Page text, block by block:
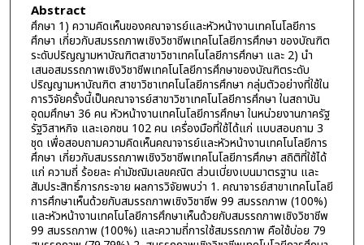
Abstract
ศึกษา 1) ความคิดเห็นของคณาจารย์และหัวหน้างานเทคโนโลยีการ
ศึกษา เกี่ยวกับสมรรถภาพเชิงวิชาชีพเทคโนโลยีการศึกษา ของบัณฑิต
ระดับปริญญามหาบัณฑิตสาขาวิชาเทคโนโลยีการศึกษา และ 2) นำ
เสนอสมรรถภาพเชิงวิชาชีพเทคโนโลยีการศึกษาของบัณฑิตระดับ
ปริญญามหาบัณฑิต สาขาวิชาเทคโนโลยีการศึกษา กลุ่มตัวอย่างที่ใช้ใน
การวิจัยครั้งนี้เป็นคณาจารย์สาขาวิชาเทคโนโลยีการศึกษา ในสถาบัน
อุดมศึกษา 36 คน หัวหน้างานเทคโนโลยีการศึกษา ในหน่วยงานภาครัฐ
รัฐวิสาหกิจ และเอกชน 102 คน เครื่องมือที่ใช้ได้แก่ แบบสอบถาม 3
ชุด เพื่อสอบถามความคิดเห็นคณาจารย์และหัวหน้างานเทคโนโลยีการ
ศึกษา เกี่ยวกับสมรรถภาพเชิงวิชาชีพเทคโนโลยีการศึกษา สถิติที่ใช้ได้
แก่ ความถี่ ร้อยละ ค่ามัชฌิมเลขคณิต ส่วนเบี่ยงเบนมาตรฐาน และ
สัมประสิทธิ์การกระจาย ผลการวิจัยพบว่า 1. คณาจารย์สาขาเทคโนโลยี
การศึกษาเห็นด้วยกับสมรรถภาพเชิงวิชาชีพ 99 สมรรถภาพ (100%)
และหัวหน้างานเทคโนโลยีการศึกษาเห็นด้วยกับสมรรถภาพเชิงวิชาชีพ
99 สมรรถภาพ (100%) และความถี่การใช้สมรรถภาพ คือใช้บ่อย 79